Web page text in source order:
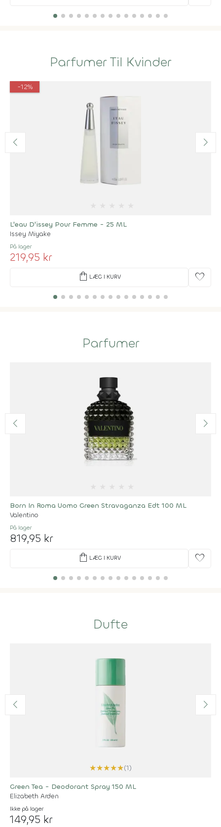
Parfumer Til Kvinder
-12%
L'eau D'issey Pour Femme - 25 ML
Issey Miyake
På lager
219,95 kr
shopping_bag LÆG I KURV favorite
Parfumer
Born In Roma Uomo Green Stravaganza Edt 100 ML
Valentino
På lager
819,95 kr
shopping_bag LÆG I KURV favorite
Dufte
★★★★★(1)
Green Tea - Deodorant Spray 150 ML
Elizabeth Arden
Ikke på lager
149,95 kr